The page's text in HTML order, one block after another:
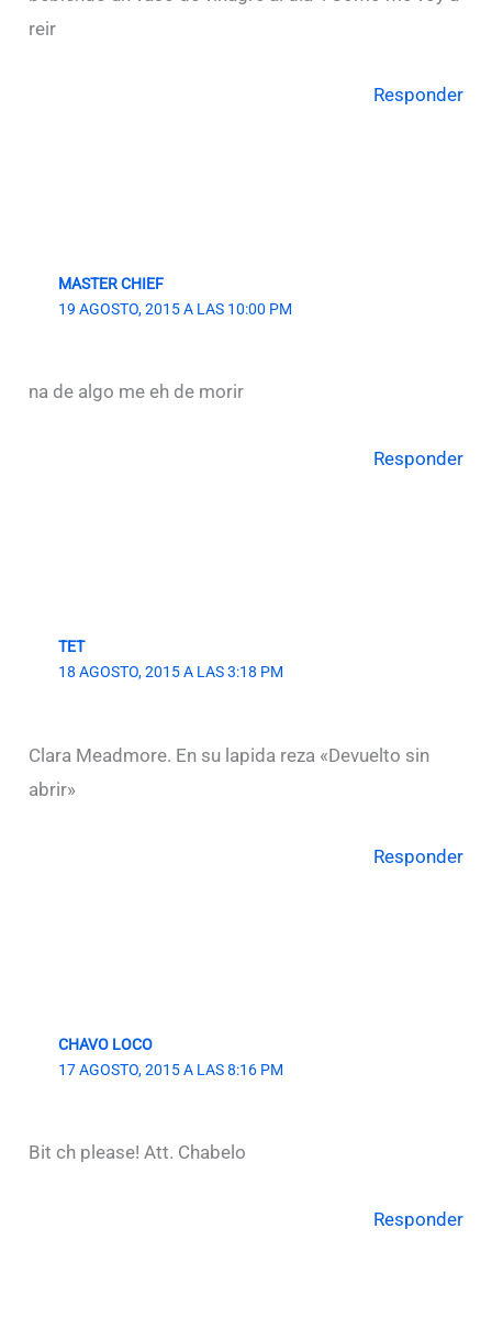
reir
Responder
MASTER CHIEF
19 AGOSTO, 2015 A LAS 10:00 PM
na de algo me eh de morir
Responder
TET
18 AGOSTO, 2015 A LAS 3:18 PM
Clara Meadmore. En su lapida reza «Devuelto sin
abrir»
Responder
CHAVO LOCO
17 AGOSTO, 2015 A LAS 8:16 PM
Bit ch please! Att. Chabelo
Responder